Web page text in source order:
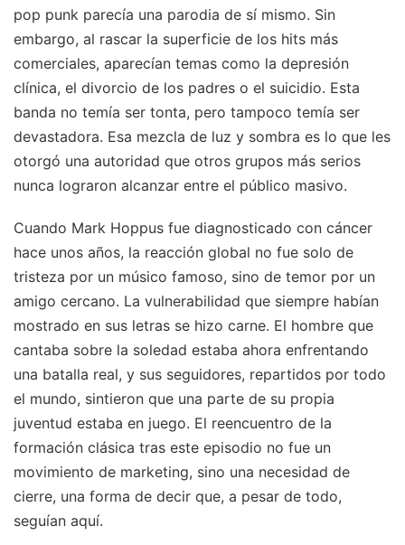
pop punk parecía una parodia de sí mismo. Sin
embargo, al rascar la superficie de los hits más
comerciales, aparecían temas como la depresión
clínica, el divorcio de los padres o el suicidio. Esta
banda no temía ser tonta, pero tampoco temía ser
devastadora. Esa mezcla de luz y sombra es lo que les
otorgó una autoridad que otros grupos más serios
nunca lograron alcanzar entre el público masivo.
Cuando Mark Hoppus fue diagnosticado con cáncer
hace unos años, la reacción global no fue solo de
tristeza por un músico famoso, sino de temor por un
amigo cercano. La vulnerabilidad que siempre habían
mostrado en sus letras se hizo carne. El hombre que
cantaba sobre la soledad estaba ahora enfrentando
una batalla real, y sus seguidores, repartidos por todo
el mundo, sintieron que una parte de su propia
juventud estaba en juego. El reencuentro de la
formación clásica tras este episodio no fue un
movimiento de marketing, sino una necesidad de
cierre, una forma de decir que, a pesar de todo,
seguían aquí.